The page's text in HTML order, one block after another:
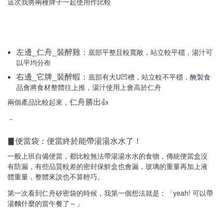
左邊_仁舟_裝醉雞： 底部平整且較寬敞，站立較平穩，湯汁可
以平均分布
右邊_它牌_裝醉蝦： 底部有大U凹槽，站立較不平穩，醃製食
品會將食材整體往上推，湯汁使用上會高於仁舟
兩個產品比較起來， 仁舟勝出👍
－
▊便當袋：便當終於能帶湯湯水水了！
一般上班自備便當，都比較無法帶湯湯水水的食物，傳統便當盒沒
有防漏，有些品質較差的密封保鮮盒也會漏，玻璃的重量再加上液
體重量，整體來說也不算輕巧。
第一次看到仁舟矽密袋的時候，我第一個想法就是：「yeah! 可以帶
湯麵什麼的當午餐了～」